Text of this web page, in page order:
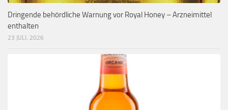
Dringende behördliche Warnung vor Royal Honey – Arzneimittel
enthalten
23 JULI, 2026